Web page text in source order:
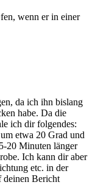
wenn er in einer
da ich ihn bislang
habe. Da die
ich dir folgendes:
etwa 20 Grad und
20 Minuten länger
Ich kann dir aber
etc. in der
deinen Bericht